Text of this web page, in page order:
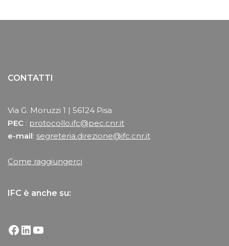
CONTATTI
Via G. Moruzzi 1 | 56124 Pisa
PEC : protocollo.ifc@pec.cnr.it
e-mail: segreteria.direzione@ifc.cnr.it
Come raggiungerci
IFC è anche su: